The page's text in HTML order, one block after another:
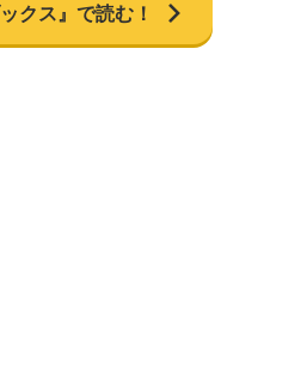
クス』で読む！